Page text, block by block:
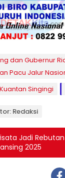
dan Gubernur
Pacu Jalur
Singingi
Redaksi
Jadi
2025